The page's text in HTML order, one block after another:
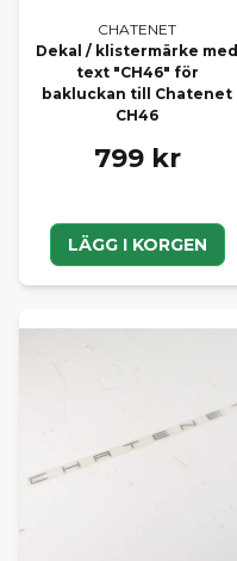
CHATENET
Dekal / klistermärke med
text "CH46" för
bakluckan till Chatenet
CH46
799 kr
LÄGG I KORGEN